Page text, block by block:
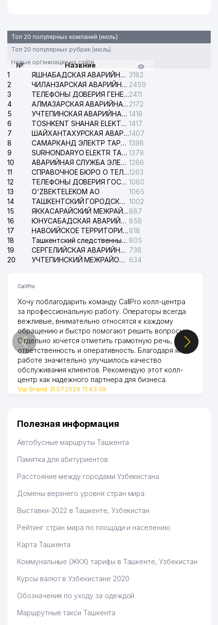
Топ 20 популярных компаний (июль)
Топ 20 популярных рубрик (июль)
Новые организации на сайте
№
Назвние
1
ЯШНАБАДСКАЯ АВАРИЙНАЯ СЛУЖБА ЭЛЕКТРОСЕТИ 3182
2
ЧИЛАНЗАРСКАЯ АВАРИЙНАЯ СЛУЖБА ЭЛЕКТРОСЕТИ 2459
3
ТЕЛЕФОНЫ ДОВЕРИЯ ГЕНЕРАЛЬНОЙ ПРОКУРАТУРЫ РЕСПУБЛИКИ УЗБЕКИСТАН2411
4
АЛМАЗАРСКАЯ АВАРИЙНАЯ СЛУЖБА ЭЛЕКТРОСЕТИ2172
5
УЧТЕПИНСКАЯ АВАРИЙНАЯ СЛУЖБА ЭЛЕКТРОСЕТИ 1418
6
TOSHKENT SHAHAR ELEKTR TARMOQLARI KORXONASI АО 1417
7
ШАЙХАНТАХУРСКАЯ АВАРИЙНАЯ СЛУЖБА ЭЛЕКТРОСЕТИ1407
8
САМАРКАНД ЭЛЕКТР ТАРМОКЛАРИ АО 1398
9
SURHONDARYO ELEKTR TARMOKLARI АО 1378
10
АВАРИЙНАЯ СЛУЖБА ЭЛЕКТРОСЕТИ ТАШКЕНТСКОГО РАЙОНА 1286
11
СПРАВОЧНОЕ БЮРО О ТЕЛЕФОНАХ ОРГАНИЗАЦИЙ г. ТАШКЕНТА1263
12
ТЕЛЕФОНЫ ДОВЕРИЯ ГОСУДАРСТВЕННОГО ЦЕНТРА ТЕСТИРОВАНИЯ 1080
13
O'ZBEKTELEKOM АО
1065
14
ТАШКЕНТСКИЙ ГОРОДСКОЙ СУД ПО ГРАЖДАНСКИМ ДЕЛАМ 1002
15
ЯККАСАРАЙСКИЙ МЕЖРАЙОННЫЙ СУД ПО ГРАЖДАНСКИМ ДЕЛАМ887
16
ЮНУСАБАДСКАЯ АВАРИЙНАЯ СЛУЖБА ЭЛЕКТРОСЕТИ 858
17
НАВОИЙСКОЕ ТЕРРИТОРИАЛЬНОЕ ПРЕДПРИЯТИЕ ЭЛЕКТРОСЕТИ АО 818
18
Ташкентский следственный изолятор 805
19
СЕРГЕЛИЙСКАЯ АВАРИЙНАЯ СЛУЖБА ЭЛЕКТРОСЕТИ 738
20
УЧТЕПИНСКИЙ МЕЖРАЙОННЫЙ СУД ПО ГРАЖДАНСКИМ ДЕЛАМ 634
CallPro
Хочу поблагодарить команду CallPro колл-центра
за профессиональную работу. Операторы всегда
вежливые, внимательно относятся к каждому
обращению и быстро помогают решить вопросы.
Отдельно хочется отметить грамотную речь,
ответственность и оперативность. Благодаря их
работе значительно улучшилось качество
обслуживания клиентов. Рекомендую этот колл-
центр как надежного партнера для бизнеса.
Vip Brand 31.07.2026 11:43:39
Полезная информация
Автобусные маршруты Ташкента
Памятка для абитуриентов
Расстояние между городами Узбекистана
Домены верхнего уровня стран мира
Выставки-2022 в Ташкенте, Узбекистан
Рейтинг стран мира по площади и населению
Карта Ташкента
Коммунальные (ЖКХ) тарифы в Ташкенте, Узбекистан
Курсы валют в Узбекистане 2020
Обозначения по уходу за одеждой
Маршрутные такси Ташкента